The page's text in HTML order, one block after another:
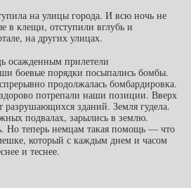
на улицы города. И всю ночь не
в клещи, отступили вглубь и
на других улицах.
осажденным прилетели
боевые порядки посыпались бомбы.
продолжалась бомбардировка.
потрепали наши позиции. Вверх
зданий. Земля гудела.
подвалах, зарылись в землю.
Но теперь немцам такая помощь — что
который с каждым днем и часом
и теснее.